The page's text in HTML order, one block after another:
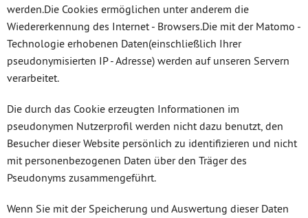
werden.Die Cookies ermöglichen unter anderem die
Wiedererkennung des Internet - Browsers.Die mit der Matomo -
Technologie erhobenen Daten(einschließlich Ihrer
pseudonymisierten IP - Adresse) werden auf unseren Servern
verarbeitet.
Die durch das Cookie erzeugten Informationen im
pseudonymen Nutzerprofil werden nicht dazu benutzt, den
Besucher dieser Website persönlich zu identifizieren und nicht
mit personenbezogenen Daten über den Träger des
Pseudonyms zusammengeführt.
Wenn Sie mit der Speicherung und Auswertung dieser Daten